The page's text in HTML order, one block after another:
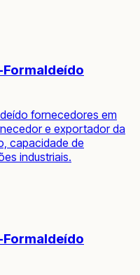
Formaldeído
fornecedores em
e exportador da
capacidade de
industriais.
Formaldeído